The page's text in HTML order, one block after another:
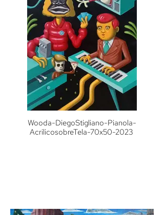
Wooda-DiegoStigliano-Pianola-
AcrilicosobreTela-70x50-2023